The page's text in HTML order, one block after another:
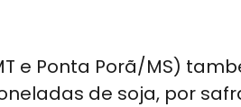
e Ponta Porã/MS)
de soja, por